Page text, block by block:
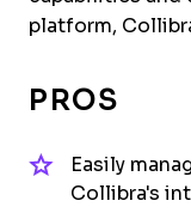
platform,
PROS
Easily
Collibra's